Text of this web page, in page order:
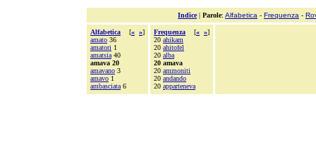
Indice| Parole: Alfabetica - Frequenza -
Alfabetica [« »]
amato 36
amatori 1
amatsia 40
amava 20
amavano 3
amavo 1
ambasciata 6
Frequenza [« »]
20 ahikam
20 ahitofel
20 alba
20 amava
20 ammoniti
20 andando
20 apparteneva